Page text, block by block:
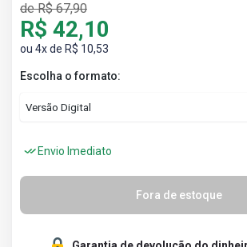
de R$ 67,90
R$ 42,10
ou 4x de R$ 10,53
Escolha o formato:
Envio Imediato
Fora de estoque